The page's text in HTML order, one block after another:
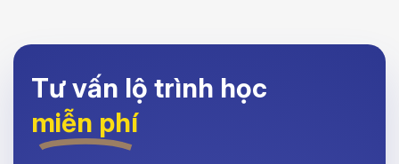
Tư vấn lộ trình học
miễn phí